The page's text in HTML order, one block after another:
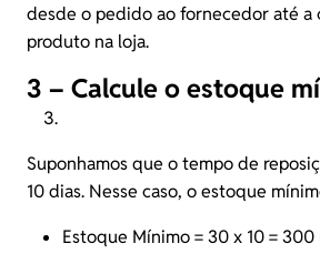
desde o pedido ao fornecedor até a
produto na loja.
3 – Calcule o estoque
Suponhamos que o tempo de
10 dias. Nesse caso, o estoque
Estoque Mínimo = 30 x 10 =